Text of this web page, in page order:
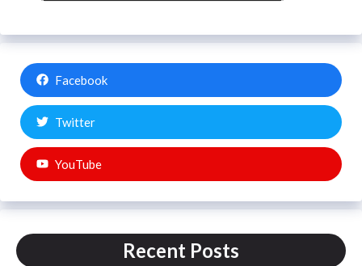
Facebook
Twitter
YouTube
Recent Posts